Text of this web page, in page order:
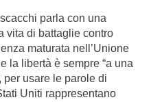
parla con una
vita di battaglie contro
maturata nell’Unione
la libertà è sempre “a una
per usare le parole di
Uniti rappresentano